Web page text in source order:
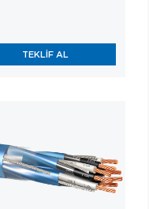
TEKLİF AL